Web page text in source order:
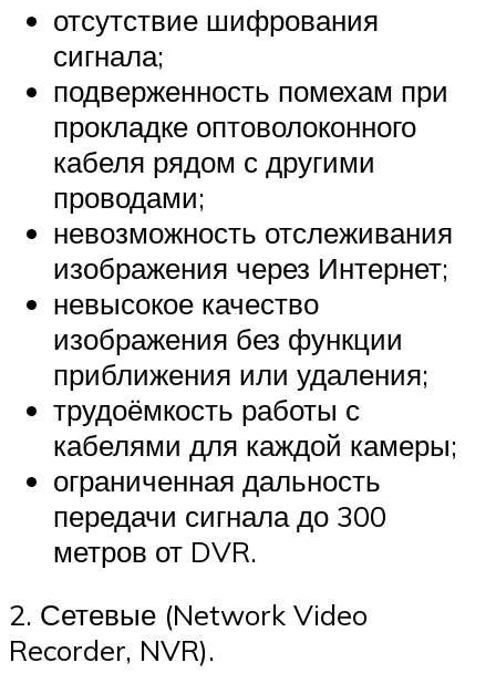
отсутствие шифрования
сигнала;
подверженность помехам при
прокладке оптоволоконного
кабеля рядом с другими
проводами;
невозможность отслеживания
изображения через Интернет;
невысокое качество
изображения без функции
приближения или удаления;
трудоёмкость работы с
кабелями для каждой камеры;
ограниченная дальность
передачи сигнала до 300
метров от DVR.
2. Сетевые (Network Video
Recorder, NVR).